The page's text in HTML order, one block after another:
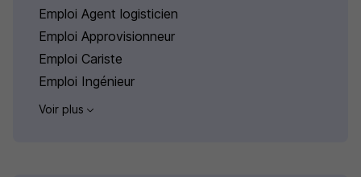
Emploi Agent logisticien
Emploi Approvisionneur
Emploi Cariste
Emploi Ingénieur
Voir plus